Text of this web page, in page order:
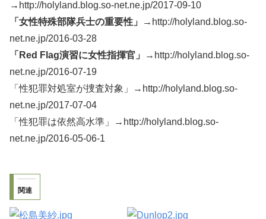
→ http://holyland.blog.so-net.ne.jp/2017-09-10
「女性特殊部隊兵士の重要性」→ http://holyland.blog.so-
net.ne.jp/2016-03-28
「Red Flag演習に女性指揮官」→ http://holyland.blog.so-
net.ne.jp/2016-07-19
「性犯罪対処室が捜査対象」→http://holyland.blog.so-
net.ne.jp/2017-07-04
「性犯罪は依然高水準」→http://holyland.blog.so-
net.ne.jp/2016-05-06-1
関連